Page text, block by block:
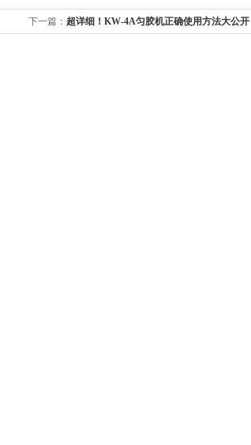
下一篇： 超详细！KW-4A匀胶机正确使用方法大公开